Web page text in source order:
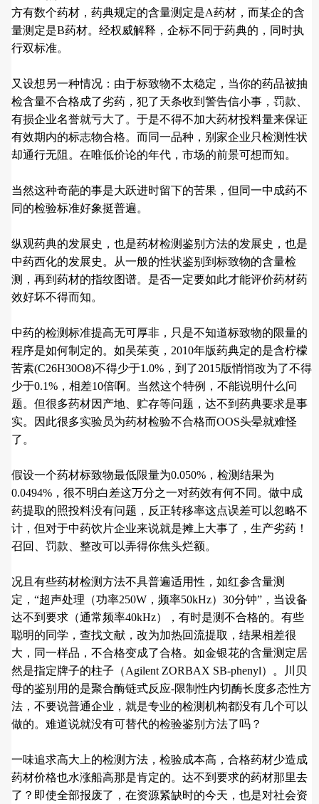
方有数个药材，药典规定的含量测定是A药材，而某企的含
量测定是B药材。经权威解释，企标不同于药典的，同时执
行双标准。
又设想另一种情况：由于标致物不太稳定，当你的药品被抽
检含量不合格成了劣药，犯了天条收到警告信小事，罚款、
有损企业名誉就亏大了。于是不得不加大药材投料量来保证
有效期内的标志物合格。而同一品种，别家企业只检测性状
却通行无阻。在唯低价论的年代，市场的前景可想而知。
当然这种奇葩的事是大跃进时留下的苦果，但同一中成药不
同的检验标准好象挺普遍。
纵观药典的发展史，也是药材检测鉴别方法的发展史，也是
中药西化的发展史。从一般的性状鉴别到标致物的含量检
测，再到药材的指纹图谱。是否一定要如此才能评价药材药
效好坏不得而知。
中药的检测标准提高无可厚非，只是不知道标致物的限量的
程序是如何制定的。如吴茱萸，2010年版药典定的是含柠檬
苦素(C26H30O8)不得少于1.0%，到了2015版悄悄改为了不得
少于0.1%，相差10倍啊。当然这个特例，不能说明什么问
题。但很多药材因产地、贮存等问题，达不到药典要求是事
实。因此很多实验员为药材检验不合格而OOS头晕就难怪
了。
假设一个药材标致物最低限量为0.050%，检测结果为
0.0494%，很不明白差这万分之一对药效有何不同。做中成
药提取的照投料没有问题，反正转移率这点误差可以忽略不
计，但对于中药饮片企业来说就是摊上大事了，生产劣药！
召回、罚款、整改可以弄得你焦头烂额。
况且有些药材检测方法不具普遍适用性，如红参含量测
定，“超声处理（功率250W，频率50kHz）30分钟”，当设备
达不到要求（通常频率40kHz），有时是测不合格的。有些
聪明的同学，查找文献，改为加热回流提取，结果相差很
大，同一样品，不合格变成了合格。如金银花的含量测定居
然是指定牌子的柱子（Agilent ZORBAX SB-phenyl）。川贝
母的鉴别用的是聚合酶链式反应-限制性内切酶长度多态性方
法，不要说普通企业，就是专业的检测机构都没有几个可以
做的。难道说就没有可替代的检验鉴别方法了吗？
一味追求高大上的检测方法，检验成本高，合格药材少造成
药材价格也水涨船高那是肯定的。达不到要求的药材那里去
了？即使全部报废了，在资源紧缺时的今天，也是对社会资